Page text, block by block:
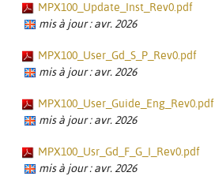
MPX100_Update_Inst_Rev0.pdf
mis à jour : avr. 2026
MPX100_User_Gd_S_P_Rev0.pdf
mis à jour : avr. 2026
MPX100_User_Guide_Eng_Rev0.pdf
mis à jour : avr. 2026
MPX100_Usr_Gd_F_G_I_Rev0.pdf
mis à jour : avr. 2026